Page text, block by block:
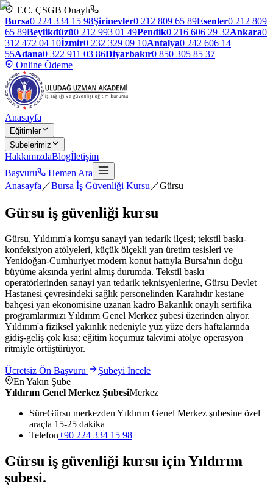
T.C. ÇSGB Onaylı
Bursa0 224 334 15 98Şirinevler0 212 809 65 89Esenler0 212 809
65 89Beylikdüzü0 212 993 01 49Pendik0 216 606 29 32Ankara0
312 472 04 10İzmir0 232 329 09 10Antalya0 242 606 14
55Adana0 322 911 03 86Diyarbakır0 850 305 85 37
Online Ödeme
Anasayfa
Eğitimler
Şubelerimiz
HakkımızdaBlogİletişim
Başvuru
Hemen Ara
Anasayfa ／Bursa İş Güvenliği Kursu ／Gürsu
Gürsu iş güvenliği kursu
Gürsu, Yıldırım'a komşu sanayi yan tedarik ilçesi; tekstil baskı-
konfeksiyon atölyeleri, küçük ölçekli yan üretim tesisleri ve
Yenidoğan-Cumhuriyet modern konut hattıyla Bursa'nın doğu
büyüme aksında yerini almış durumda. Tekstil baskı
operatörlerinden sanayi yan tedarik teknisyenlerine, Gürsu Devlet
Hastanesi çevresindeki sağlık personelinden Karahıdır kestane
bahçesi yan ekonomisine uzanan kadro Bakanlık onaylı sertifika
programlarımızı Yıldırım Genel Merkez şubesi üzerinden alıyor.
Yıldırım'a fiziksel yakınlık nedeniyle yüz yüze ders haftalarında
gidiş-geliş çok kısa; eğitim koçumuz takvimi atölye operasyon
ritmiyle örtüştürüyor.
Ücretsiz Ön Başvuru
Şubeyi İncele
En Yakın Şube
Yıldırım Genel Merkez ŞubesiMerkez
SüreGürsu merkezden Yıldırım Genel Merkez şubesine özel
araçla 15-25 dakika
Telefon+90 224 334 15 98
Gürsu iş güvenliği kursu için Yıldırım
şubesi.